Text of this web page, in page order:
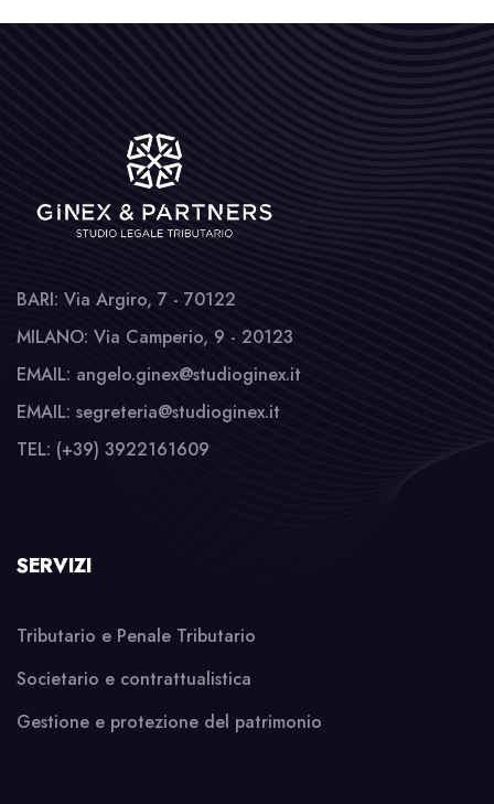
BARI: Via Argiro, 7 - 70122
MILANO: Via Camperio, 9 - 20123
EMAIL: angelo.ginex@studioginex.it
EMAIL: segreteria@studioginex.it
TEL: (+39) 3922161609
SERVIZI
Tributario e Penale Tributario
Societario e contrattualistica
Gestione e protezione del patrimonio